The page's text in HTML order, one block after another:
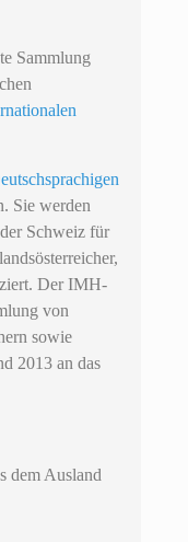
Sammlung
Sie werden
Schweiz für
Der IMH-
von
sowie
2013 an das
dem Ausland